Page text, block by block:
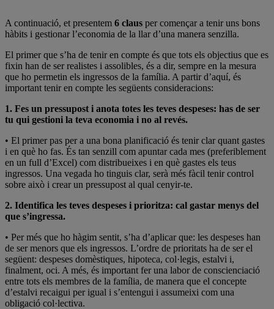
A continuació, et presentem 6 claus per començar a tenir uns bons
hàbits i gestionar l’economia de la llar d’una manera senzilla.
El primer que s’ha de tenir en compte és que tots els objectius que es
fixin han de ser realistes i assolibles, és a dir, sempre en la mesura
que ho permetin els ingressos de la família. A partir d’aquí, és
important tenir en compte les següents consideracions:
1. Fes un pressupost i anota totes les teves despeses: has de ser
tu qui gestioni la teva economia i no al revés.
• El primer pas per a una bona planificació és tenir clar quant gastes
i en què ho fas. És tan senzill com apuntar cada mes (preferiblement
en un full d’Excel) com distribueixes i en què gastes els teus
ingressos. Una vegada ho tinguis clar, serà més fàcil tenir control
sobre això i crear un pressupost al qual cenyir-te.
2. Identifica les teves despeses i prioritza: cal gastar menys del
que s’ingressa.
• Per més que ho hàgim sentit, s’ha d’aplicar que: les despeses han
de ser menors que els ingressos. L’ordre de prioritats ha de ser el
següent: despeses domèstiques, hipoteca, col·legis, estalvi i,
finalment, oci. A més, és important fer una labor de conscienciació
entre tots els membres de la família, de manera que el concepte
d’estalvi recaigui per igual i s’entengui i assumeixi com una
obligació col·lectiva.